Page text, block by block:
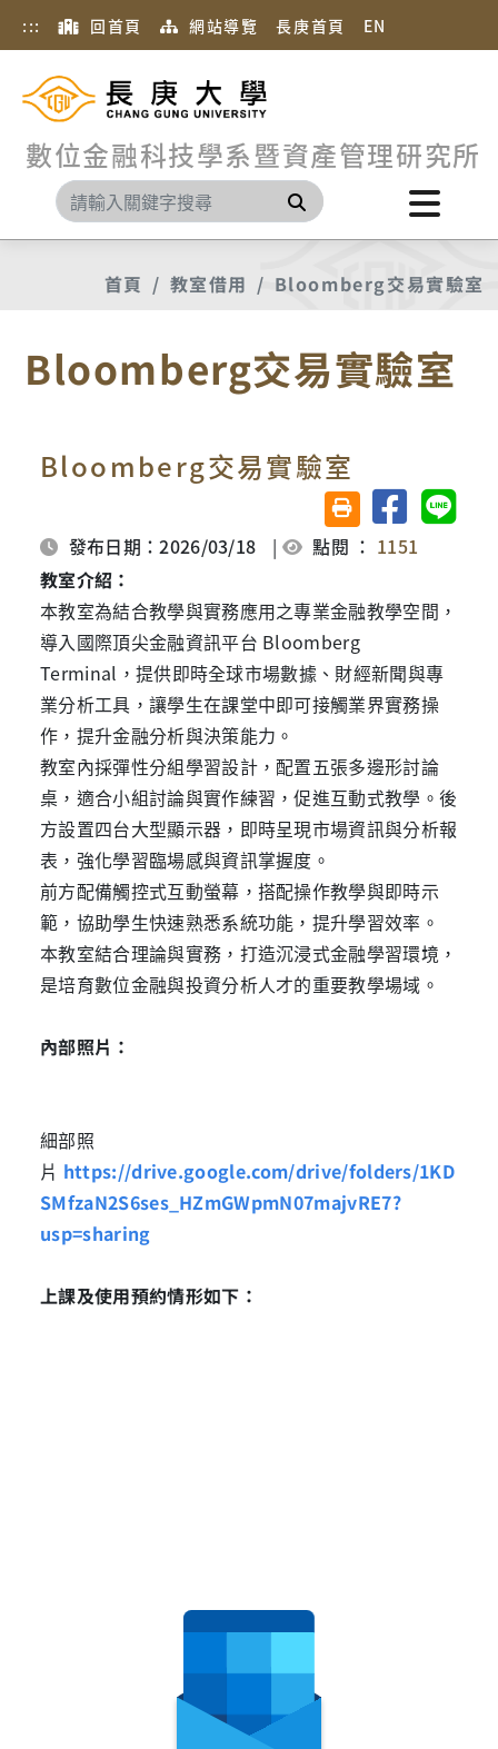
::: 回首頁 網站導覽 長庚首頁 EN
數位金融科技學系暨資產管理研究所
搜尋
首頁 教室借用 Bloomberg交易實驗室
Bloomberg交易實驗室
Bloomberg交易實驗室
友善列印(另開視窗)
分享至臉書分享
發布日期：2026/03/18 | 點閱 ： 1151
教室介紹 ：
本教室為結合教學與實務應用之專業金融教學空間，
導入國際頂尖金融資訊平台 Bloomberg
Terminal，提供即時全球市場數據、財經新聞與專
業分析工具，讓學生在課堂中即可接觸業界實務操
作，提升金融分析與決策能力。
教室內採彈性分組學習設計，配置五張多邊形討論
桌，適合小組討論與實作練習，促進互動式教學。後
方設置四台大型顯示器，即時呈現市場資訊與分析報
表，強化學習臨場感與資訊掌握度。
前方配備觸控式互動螢幕，搭配操作教學與即時示
範，協助學生快速熟悉系統功能，提升學習效率。
本教室結合理論與實務，打造沉浸式金融學習環境，
是培育數位金融與投資分析人才的重要教學場域。
內部照片 ：
細部照
片 https://drive.google.com/drive/folders/1KD
SMfzaN2S6ses_HZmGWpmN07majvRE7?
usp=sharing
上課及使用預約情形如下：